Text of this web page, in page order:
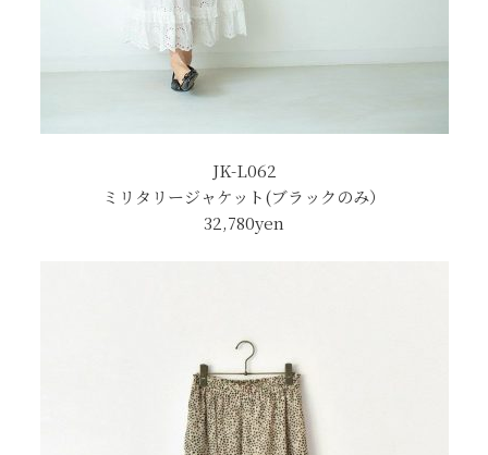
JK-L062
ミリタリージャケット(ブラックのみ）
32,780yen